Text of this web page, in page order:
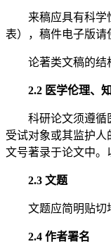
来稿应具有科
表），稿件电子版请
论著类文稿的结
2.2 医学伦理、
科研论文须遵循
受试对象或其监护
文号著录于论文中。
2.3 文题
文题应简明贴切
2.4 作者署名